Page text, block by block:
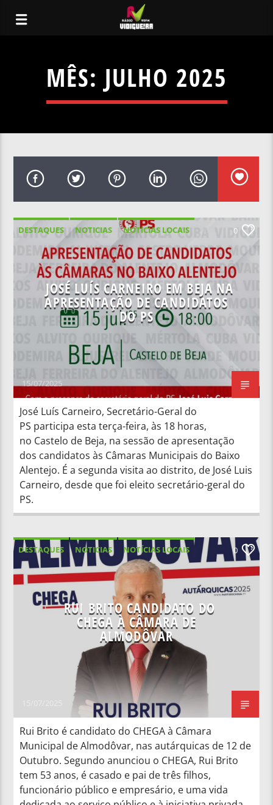
MÊS: JULHO 2025
DESTAQUES NOTICIAS
NOTÍCIAS LOCAIS
NOTÍCIAS NACIONAIS
0
JOSÉ LUÍS CARNEIRO EM BEJA NA
APRESENTAÇÃO DE CANDIDATOS
DO PS
15/07/2025
José Luís Carneiro, Secretário-Geral do
PS participa esta terça-feira, às 18 horas,
no Castelo de Beja, na sessão de apresentação
dos candidatos às Câmaras Municipais do Baixo
Alentejo. É a segunda visita ao distrito, de José Luis
Carneiro, desde que foi eleito secretário-geral do
PS.
DESTAQUES NOTICIAS
NOTÍCIAS LOCAIS
NOTÍCIAS NACIONAIS
0
RUI BRITO CANDIDATO DO
CHEGA À CÂMARA DE
ALMODÔVAR
Rui Brito é candidato do CHEGA à Câmara
Municipal de Almodôvar, nas autárquicas de 12 de
Outubro. Segundo anunciou o CHEGA, Rui Brito
tem 53 anos, é casado e pai de três filhos,
funcionário público e empresário, e uma vida